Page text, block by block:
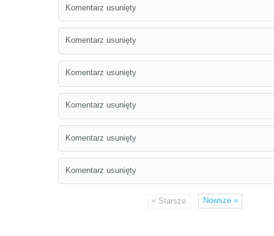
Komentarz usunięty
Komentarz usunięty
Komentarz usunięty
Komentarz usunięty
Komentarz usunięty
Komentarz usunięty
« Starsze Nowsze»